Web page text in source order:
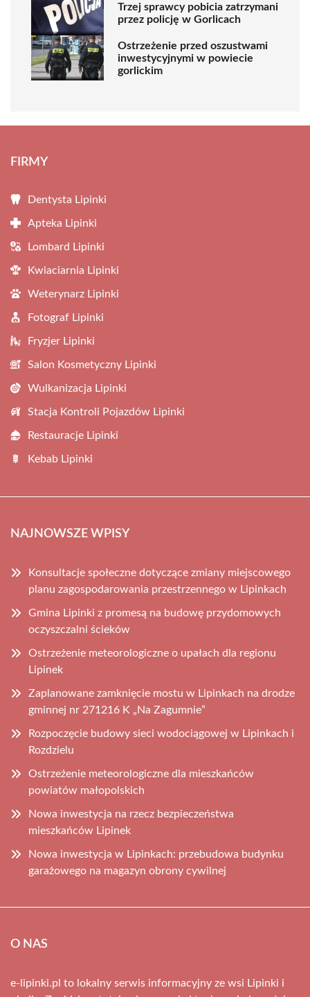
Trzej sprawcy pobicia zatrzymani
przez policję w Gorlicach
Ostrzeżenie przed oszustwami
inwestycyjnymi w powiecie
gorlickim
FIRMY
Dentysta Lipinki
Apteka Lipinki
Lombard Lipinki
Kwiaciarnia Lipinki
Weterynarz Lipinki
Fotograf Lipinki
Fryzjer Lipinki
Salon Kosmetyczny Lipinki
Wulkanizacja Lipinki
Stacja Kontroli Pojazdów Lipinki
Restauracje Lipinki
Kebab Lipinki
NAJNOWSZE WPISY
Konsultacje społeczne dotyczące zmiany miejscowego
planu zagospodarowania przestrzennego w Lipinkach
Gmina Lipinki z promesą na budowę przydomowych
oczyszczalni ścieków
Ostrzeżenie meteorologiczne o upałach dla regionu
Lipinek
Zaplanowane zamknięcie mostu w Lipinkach na drodze
gminnej nr 271216 K „Na Zagumnie”
Rozpoczęcie budowy sieci wodociągowej w Lipinkach i
Rozdzielu
Ostrzeżenie meteorologiczne dla mieszkańców
powiatów małopolskich
Nowa inwestycja na rzecz bezpieczeństwa
mieszkańców Lipinek
Nowa inwestycja w Lipinkach: przebudowa budynku
garażowego na magazyn obrony cywilnej
O NAS
e-lipinki.pl to lokalny serwis informacyjny ze wsi Lipinki i